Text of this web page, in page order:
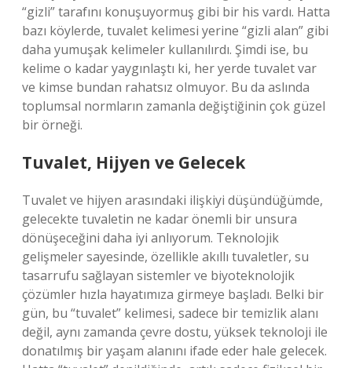
“gizli” tarafını konuşuyormuş gibi bir his vardı. Hatta
bazı köylerde, tuvalet kelimesi yerine “gizli alan” gibi
daha yumuşak kelimeler kullanılırdı. Şimdi ise, bu
kelime o kadar yaygınlaştı ki, her yerde tuvalet var
ve kimse bundan rahatsız olmuyor. Bu da aslında
toplumsal normların zamanla değiştiğinin çok güzel
bir örneği.
Tuvalet, Hijyen ve Gelecek
Tuvalet ve hijyen arasındaki ilişkiyi düşündüğümde,
gelecekte tuvaletin ne kadar önemli bir unsura
dönüşeceğini daha iyi anlıyorum. Teknolojik
gelişmeler sayesinde, özellikle akıllı tuvaletler, su
tasarrufu sağlayan sistemler ve biyoteknolojik
çözümler hızla hayatımıza girmeye başladı. Belki bir
gün, bu “tuvalet” kelimesi, sadece bir temizlik alanı
değil, aynı zamanda çevre dostu, yüksek teknoloji ile
donatılmış bir yaşam alanını ifade eder hale gelecek.